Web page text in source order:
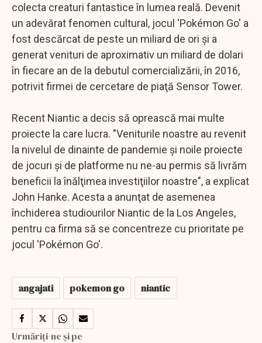
colecta creaturi fantastice în lumea reală. Devenit
un adevărat fenomen cultural, jocul 'Pokémon Go' a
fost descărcat de peste un miliard de ori şi a
generat venituri de aproximativ un miliard de dolari
în fiecare an de la debutul comercializării, în 2016,
potrivit firmei de cercetare de piaţă Sensor Tower.
Recent Niantic a decis să oprească mai multe
proiecte la care lucra. "Veniturile noastre au revenit
la nivelul de dinainte de pandemie şi noile proiecte
de jocuri şi de platforme nu ne-au permis să livrăm
beneficii la înălţimea investiţiilor noastre", a explicat
John Hanke. Acesta a anunţat de asemenea
închiderea studiourilor Niantic de la Los Angeles,
pentru ca firma să se concentreze cu prioritate pe
jocul 'Pokémon Go'.
angajati pokemon go niantic
Urmăriți-ne și pe